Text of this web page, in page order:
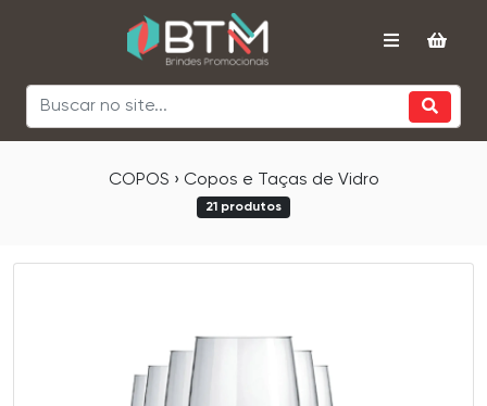
COPOS › Copos e Taças de Vidro
21 produtos